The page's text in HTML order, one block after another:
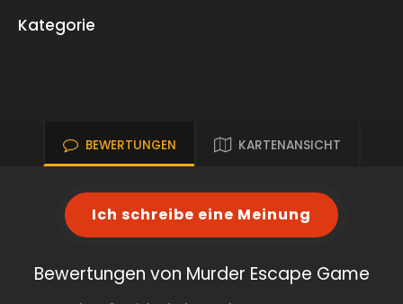
Kategorie
BEWERTUNGEN KARTENANSICHT
Ich schreibe eine Meinung
Bewertungen von Murder Escape Game